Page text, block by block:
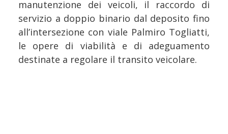
manutenzione dei veicoli, il raccordo di
servizio a doppio binario dal deposito fino
all’intersezione con viale Palmiro Togliatti,
le opere di viabilità e di adeguamento
destinate a regolare il transito veicolare.